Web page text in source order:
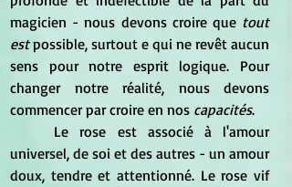
magicien - nous devons croire que tout
est possible, surtout e qui ne revêt aucun
sens pour notre esprit logique. Pour
changer notre réalité, nous devons
commencer par croire en nos capacités.
universel, de soi et des autres - un amour
doux, tendre et attentionné. Le rose vif